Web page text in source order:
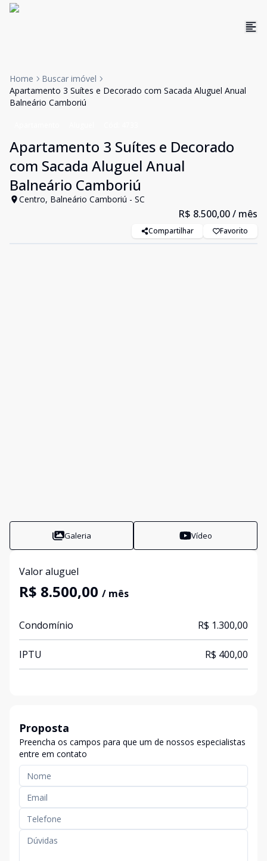
Home
Buscar imóvel
Apartamento 3 Suítes e Decorado com Sacada Aluguel Anual
Balneário Camboriú
Apartamento 3 Suítes e Decorado
com Sacada Aluguel Anual
Balneário Camboriú
Centro, Balneário Camboriú - SC
R$ 8.500,00/ mês
Compartilhar Favorito
Galeria Vídeo
Valor aluguel
R$ 8.500,00 / mês
Condomínio R$ 1.300,00
IPTU R$ 400,00
Proposta
Preencha os campos para que um de nossos especialistas
entre em contato